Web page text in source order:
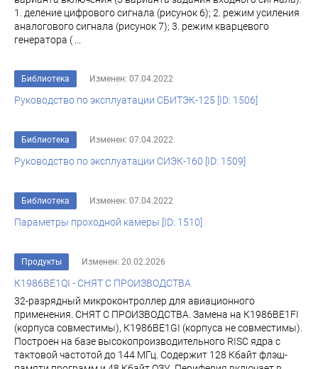
1. деление цифрового сигнала (рисунок 6); 2. режим усиления
аналогового сигнала (рисунок 7); 3. режим кварцевого
генератора ( ...
Библиотека Изменен: 07.04.2022
Руководство по эксплуатации СБИТЭК-125 [ID: 1506]
Библиотека Изменен: 07.04.2022
Руководство по эксплуатации СИЭК-160 [ID: 1509]
Библиотека Изменен: 07.04.2022
Параметры проходной камеры [ID: 1510]
Продукты Изменен: 20.02.2026
К1986ВЕ1QI - СНЯТ С ПРОИЗВОДСТВА
32-разрядный микроконтроллер для авиационного
применения. СНЯТ С ПРОИЗВОДСТВА. Замена на К1986ВЕ1FI
(корпуса совместимы), К1986ВЕ1GI (корпуса не совместимы).
Построен на базе высокопроизводительного RISC ядра с
тактовой частотой до 144 МГц. Содержит 128 Кбайт флэш-